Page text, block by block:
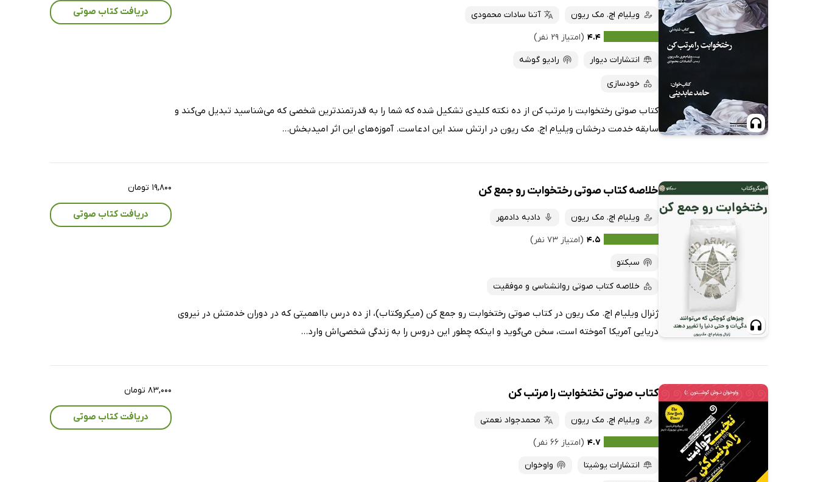
ویلیام اچ. مک ریون
آتنا سادات محمودی
۴.۴ (امتیاز ۲۹ نفر)
انتشارات دیوار
رادیو گوشه
خودسازی
کتاب صوتی رختخوابت را مرتب کن از ده نکته کلیدی تشکیل شده که شما را به قدرتمندترین شخصی که می‌شناسید تبدیل می‌کند و
سابقه خدمت درخشان ویلیام اچ. مک ریون در ارتش سند این ادعاست. آموزه‌های این اثر امیدبخش...
دریافت کتاب صوتی
خلاصه کتاب صوتی رختخوابت رو جمع کن
ویلیام اچ. مک ریون
دادبه دادمهر
۴.۵ (امتیاز ۷۳ نفر)
سبکتو
خلاصه کتاب صوتی روانشناسی و موفقیت
ژنرال ویلیام اچ. مک ریون در کتاب صوتی رختخوابت رو جمع کن (میکروکتاب)، از ده درس بااهمیتی که در دوران خدمتش در نیروی
دریایی آمریکا آموخته است، سخن می‌گوید و اینکه چطور این دروس را به زندگی شخصی‌اش وارد...
۱۹,۸۰۰ تومان
دریافت کتاب صوتی
کتاب صوتی تختخوابت را مرتب کن
ویلیام اچ. مک ریون
محمدجواد نعمتی
۴.۷ (امتیاز ۶۶ نفر)
انتشارات یوشیتا
واوخوان
۸۳,۰۰۰ تومان
دریافت کتاب صوتی